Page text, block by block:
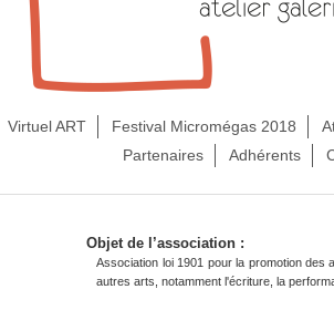
Virtuel ART Festival Micromégas 2018
Partenaires
Adhérents
Objet de l’association :
Association loi 1901 pour la promotion
autres arts, notamment l'écriture, la